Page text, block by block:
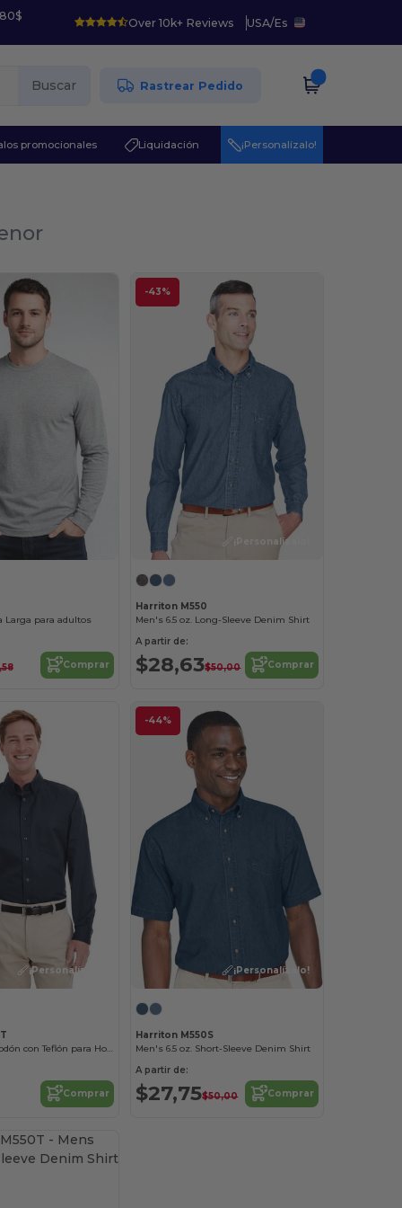
Over 10k+ Reviews USA/Es
Buscar Rastrear Pedido
promocionales Liquidación ¡Personalízalo!
Larga para adultos
Comprar
-43%
¡Personalízalo!
Harriton M550
Men's 6.5 oz. Long-Sleeve Denim Shirt
A partir de:
$28,63$50,00 Comprar
¡Personalízalo!
Camisa de Algodón con Teflón para Hombre Alta Calidad
Comprar
-44%
¡Personalízalo!
Harriton M550S
Men's 6.5 oz. Short-Sleeve Denim Shirt
A partir de:
$27,75$50,00 Comprar